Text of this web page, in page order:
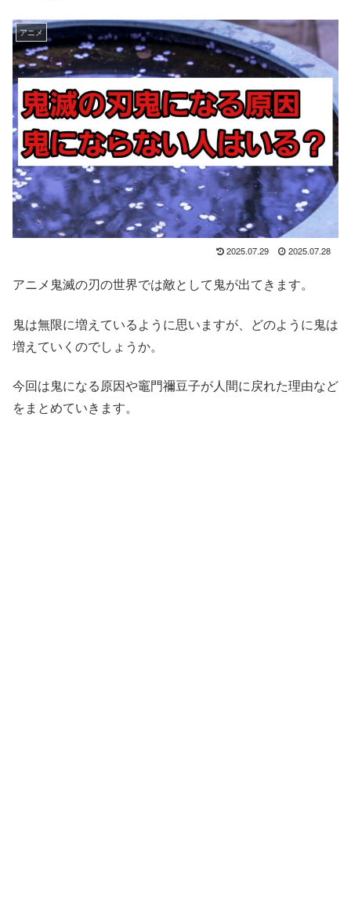
アニメ
2025.07.29 2025.07.28
アニメ鬼滅の刃の世界では敵として鬼が出てきます。
鬼は無限に増えているように思いますが、どのように鬼は
増えていくのでしょうか。
今回は鬼になる原因や竈門禰豆子が人間に戻れた理由など
をまとめていきます。